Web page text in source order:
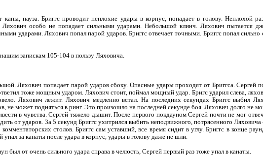
капы, пауза. Бриггс проводит неплохие удары в корпус, попадает в голову. Неплохой
особо не попадает сильными ударами. Небольшой клинч. Ляхович пытается
ударами. Ляхович попал парой ударов. Бриггс отвечает точными. Бриггс попал
запискам 105-104 в пользу Ляховича.
Ляхович попадает парой ударов сбоку. Опасные удары проходят от Бриггса. Сергей
тоже мощным ударом. Ляхович стоит, поймал мощный удар. Бригс ударил слева,
Ляхович лежит. Ляхович медленно встал. На последних секундах Бриггс выбил
не может подняться в ринг. Это произошло на последней секунде боя. Ляхович долго не
в чувства. Сергей тяжело дышит. После первого нокдауном Сергей почти не мог
от ударов. За 5 секунд Бриггс ухитрился выбить неподвижного, потрясенного
комментаторских столов. Бриггс сам уставший, все время сидит в углу. Бриггс в конце
упал за канаты после удара в корпус, удары в голову даже не шли.
был от очень сильного удара справа в челюсть, Сергей первый раз тоже упал в канаты.